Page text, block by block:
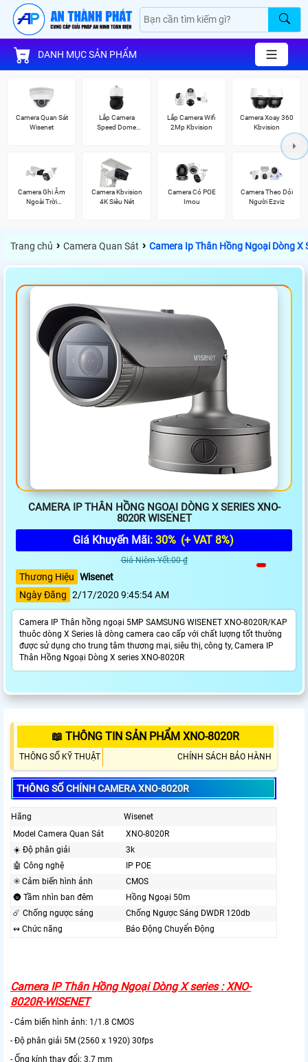
DANH MỤC SẢN PHẨM
Camera Quan Sát
Wisenet
Lắp Camera
Speed Dome
Lắp Camera Wifi
2Mp Kbvision
Camera Xoay 360
Kbvision
Camera Ghi Âm
Ngoài Trời
Camera Kbvision
4K Siêu Nét
Camera Có POE
Imou
Camera Theo Dỏi
Người Ezviz
Trang chủ › Camera Quan Sát › Camera Ip Thân Hồng Ngoại Dòng X
CAMERA IP THÂN HỒNG NGOẠI DÒNG X SERIES XNO-
8020R WISENET
Giá Khuyến Mãi: 30% (+ VAT 8%)
Giá Niêm Yết:00 ₫
Thương Hiệu Wisenet
Ngày Đăng 2/17/2020 9:45:54 AM
Camera IP Thân hồng ngoại 5MP SAMSUNG WISENET XNO-8020R/KAP
thuôc dòng X Series là dòng camera cao cấp với chất lượng tốt thường
được sử dụng cho trung tâm thương mại, siêu thị, công ty, Camera IP
Thân Hồng Ngoại Dòng X series XNO-8020R
📖 THÔNG TIN SẢN PHẨM XNO-8020R
THÔNG SỐ KỸ THUẬT CHÍNH SÁCH BẢO HÀNH
THÔNG SỐ CHÍNH CAMERA XNO-8020R
Hãng
Wisenet
Model Camera Quan Sát
XNO-8020R
☀️ Độ phân giải
3k
🤖️ Công nghệ
IP POE
✳️ Cảm biến hình ảnh
CMOS
🌚 Tầm nhìn ban đêm
Hồng Ngoại 50m
☄️ Chống ngược sáng
Chống Ngược Sáng DWDR 120db
↭ Chức năng
Báo Động Chuyển Động
Camera IP Thân Hồng Ngoại Dòng X series : XNO-
8020R-WISENET
- Cảm biến hình ảnh: 1/1.8 CMOS
- Độ phân giải 5M (2560 x 1920) 30fps
- Ống kính thay đổi: 3.7 mm